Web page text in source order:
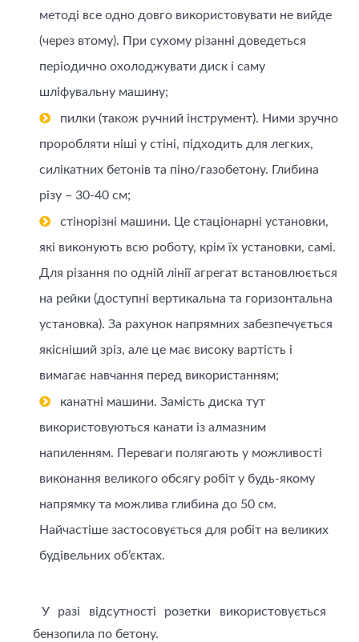
методі все одно довго використовувати не вийде
(через втому). При сухому різанні доведеться
періодично охолоджувати диск і саму
шліфувальну машину;
пилки (також ручний інструмент). Ними зручно
проробляти ніші у стіні, підходить для легких,
силікатних бетонів та піно/газобетону. Глибина
різу – 30-40 см;
стінорізні машини. Це стаціонарні установки,
які виконують всю роботу, крім їх установки, самі.
Для різання по одній лінії агрегат встановлюється
на рейки (доступні вертикальна та горизонтальна
установка). За рахунок напрямних забезпечується
якісніший зріз, але це має високу вартість і
вимагає навчання перед використанням;
канатні машини. Замість диска тут
використовуються канати із алмазним
напиленням. Переваги полягають у можливості
виконання великого обсягу робіт у будь-якому
напрямку та можлива глибина до 50 см.
Найчастіше застосовується для робіт на великих
будівельних об’єктах.
У разі відсутності розетки використовується
бензопила по бетону.